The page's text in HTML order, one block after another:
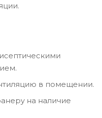
в помещении.
на наличие